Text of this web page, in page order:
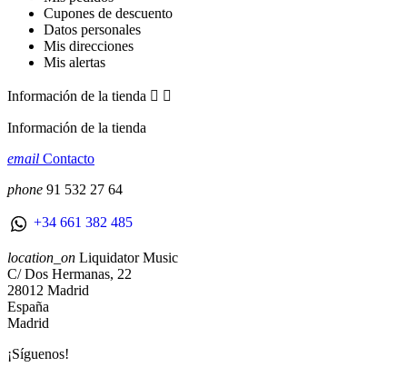
Cupones de descuento
Datos personales
Mis direcciones
Mis alertas
Información de la tienda  
Información de la tienda
email Contacto
phone 91 532 27 64
+34 661 382 485
location_on Liquidator Music
C/ Dos Hermanas, 22
28012 Madrid
España
Madrid
¡Síguenos!